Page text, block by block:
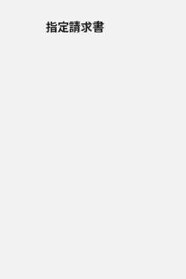
指定請求書